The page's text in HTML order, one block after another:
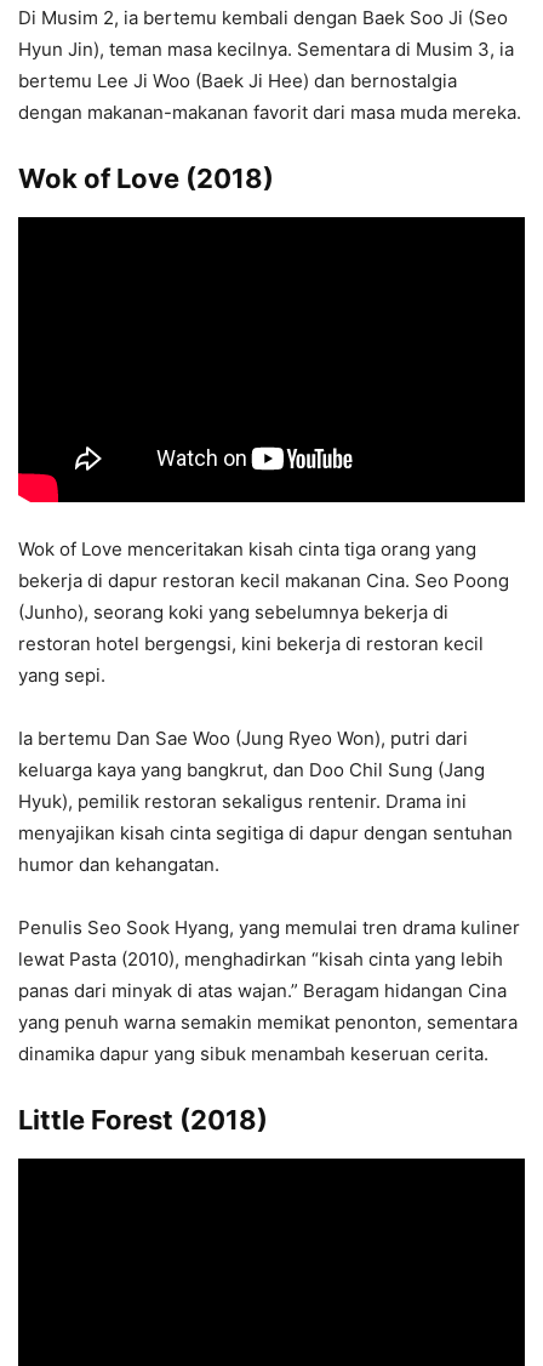
Di Musim 2, ia bertemu kembali dengan Baek Soo Ji (Seo
Hyun Jin), teman masa kecilnya. Sementara di Musim 3, ia
bertemu Lee Ji Woo (Baek Ji Hee) dan bernostalgia
dengan makanan-makanan favorit dari masa muda mereka.
Wok of Love (2018)
Wok of Love menceritakan kisah cinta tiga orang yang
bekerja di dapur restoran kecil makanan Cina. Seo Poong
(Junho), seorang koki yang sebelumnya bekerja di
restoran hotel bergengsi, kini bekerja di restoran kecil
yang sepi.
Ia bertemu Dan Sae Woo (Jung Ryeo Won), putri dari
keluarga kaya yang bangkrut, dan Doo Chil Sung (Jang
Hyuk), pemilik restoran sekaligus rentenir. Drama ini
menyajikan kisah cinta segitiga di dapur dengan sentuhan
humor dan kehangatan.
Penulis Seo Sook Hyang, yang memulai tren drama kuliner
lewat Pasta (2010), menghadirkan “kisah cinta yang lebih
panas dari minyak di atas wajan.” Beragam hidangan Cina
yang penuh warna semakin memikat penonton, sementara
dinamika dapur yang sibuk menambah keseruan cerita.
Little Forest (2018)